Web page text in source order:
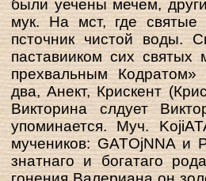
были уечены мечем,
мук. На мст, где святые
псточник чистой воды.
паставииком сих святых
прехвальным Кодратом»
два, Анект, Крискент
Викторина слдует
упоминается. Муч.
мучеников: GATOjNNA
знатнаго и богатаго